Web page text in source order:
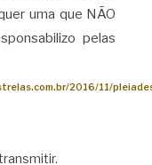
uma que NÃO
pelas
2016/11/